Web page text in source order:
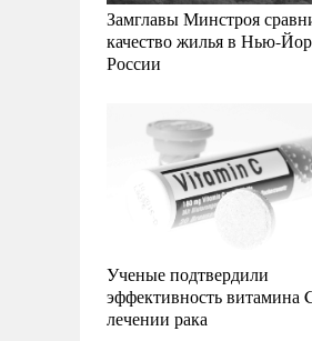
Замглавы Минстроя
качество жилья в Нью-
России
Ученые подтвердили
эффективность витамина
лечении рака